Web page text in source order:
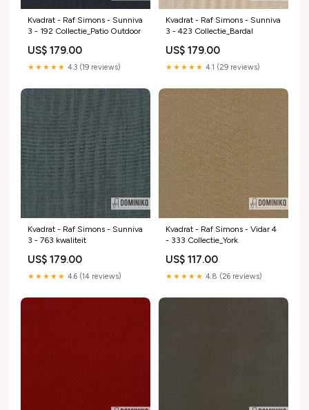
Kvadrat - Raf Simons - Sunniva
3 - 192 Collectie_Patio Outdoor
US$ 179.00
★★★★★ 4.3 (19 reviews)
Kvadrat - Raf Simons - Sunniva
3 - 423 Collectie_Bardal
US$ 179.00
★★★★★ 4.1 (29 reviews)
Kvadrat - Raf Simons - Sunniva
3 - 763 kwaliteit
US$ 179.00
★★★★★ 4.6 (14 reviews)
Kvadrat - Raf Simons - Vidar 4
- 333 Collectie_York
US$ 117.00
★★★★★ 4.8 (26 reviews)